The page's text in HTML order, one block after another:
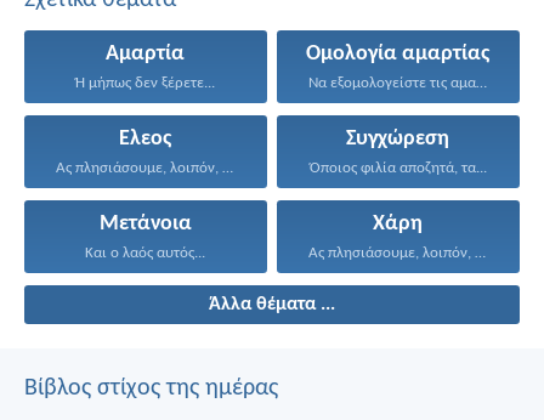
Αμαρτία
Ή μήπως δεν ξέρετε...
Ομολογία αμαρτίας
Να εξομολογείστε τις αμαρτίες...
Ελεος
Ας πλησιάσουμε, λοιπόν, με...
Συγχώρεση
Όποιος φιλία αποζητά, τα...
Μετάνοια
Και ο λαός αυτός...
Χάρη
Ας πλησιάσουμε, λοιπόν, με...
Άλλα θέματα ...
Βίβλος στίχος της ημέρας